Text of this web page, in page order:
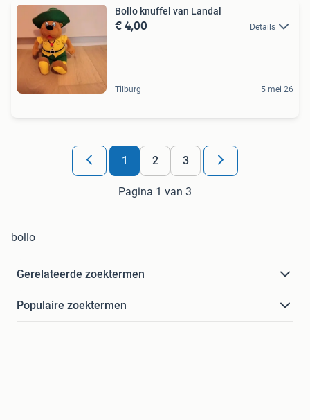
Bollo knuffel van Landal
€ 4,00 Details
Tilburg 5 mei 26
1 2 3
Pagina 1 van 3
bollo
Gerelateerde zoektermen
Populaire zoektermen